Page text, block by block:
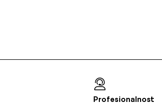
Profesionalnost